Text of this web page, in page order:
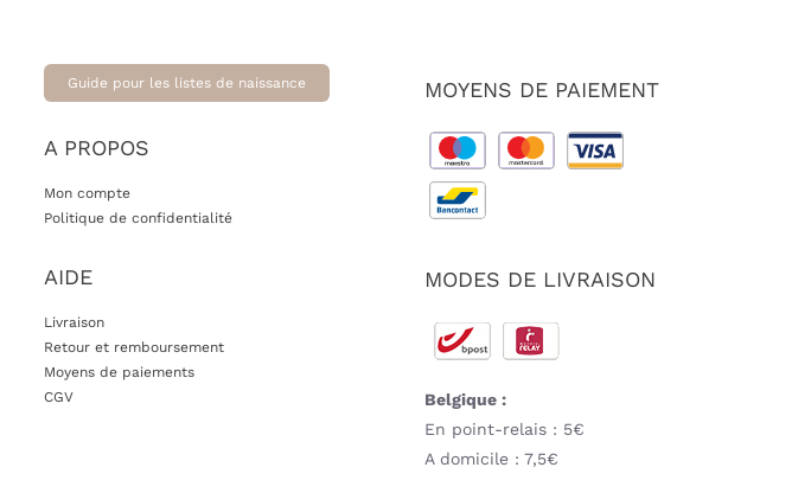
Guide pour les listes de naissance
A PROPOS
Mon compte
Politique de confidentialité
AIDE
Livraison
Retour et remboursement
Moyens de paiements
CGV
MOYENS DE PAIEMENT
MODES DE LIVRAISON
Belgique :
En point-relais : 5€
A domicile : 7,5€